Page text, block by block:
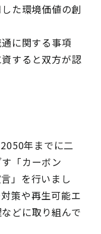
た環境価値の創
に関する事項
すると双方が認
年までに二
「カーボン
」を行いまし
策や再生可能エ
どに取り組んで